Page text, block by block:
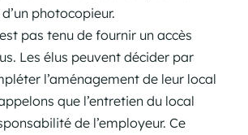
photocopieur.
pas tenu de fournir un accès
Les élus peuvent décider par
l’aménagement de leur local
que l’entretien du local
de l’employeur. Ce